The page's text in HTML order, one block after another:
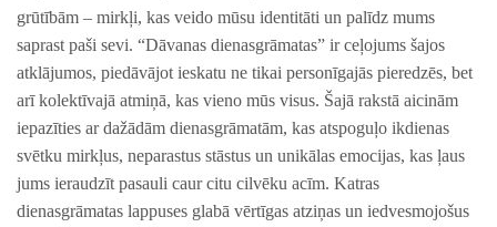
grūtībām – mirkļi, kas veido mūsu identitāti un palīdz mums
saprast paši ​sevi. “Dāvanas dienasgrāmatas” ir ceļojums šajos
atklājumos, piedāvājot ieskatu ne tikai ⁣personīgajās pieredzēs, bet
arī kolektīvajā atmiņā, kas vieno mūs visus. Šajā rakstā aicinām
iepazīties ar ⁢dažādām dienasgrāmatām, kas atspoguļo ikdienas
svētku mirkļus, neparastus stāstus un unikālas emocijas, kas ļaus
jums ieraudzīt pasauli caur citu cilvēku acīm. Katras⁢
dienasgrāmatas lappuses glabā vērtīgas ⁣atziņas un ​iedvesmojošus